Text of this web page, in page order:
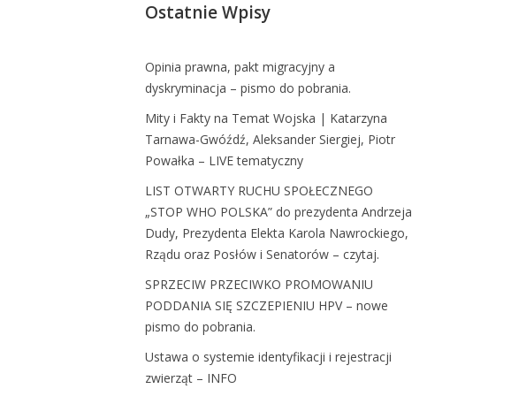
Ostatnie Wpisy
Opinia prawna, pakt migracyjny a
dyskryminacja – pismo do pobrania.
Mity i Fakty na Temat Wojska | Katarzyna
Tarnawa-Gwóźdź, Aleksander Siergiej, Piotr
Powałka – LIVE tematyczny
LIST OTWARTY RUCHU SPOŁECZNEGO
„STOP WHO POLSKA” do prezydenta Andrzeja
Dudy, Prezydenta Elekta Karola Nawrockiego,
Rządu oraz Posłów i Senatorów – czytaj.
SPRZECIW PRZECIWKO PROMOWANIU
PODDANIA SIĘ SZCZEPIENIU HPV – nowe
pismo do pobrania.
Ustawa o systemie identyfikacji i rejestracji
zwierząt – INFO